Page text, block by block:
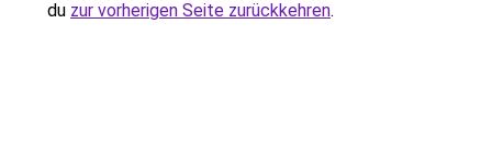
du zur vorherigen Seite zurückkehren.